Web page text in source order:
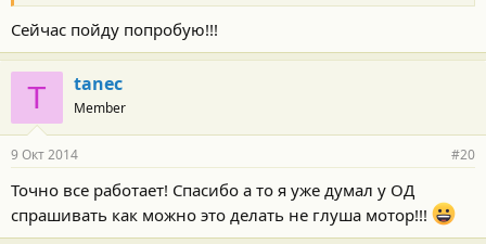
Сейчас пойду попробую!!!
T tanec
Member
9 Окт 2014 #20
Точно все работает! Спасибо а то я уже думал у ОД
спрашивать как можно это делать не глуша мотор!!!